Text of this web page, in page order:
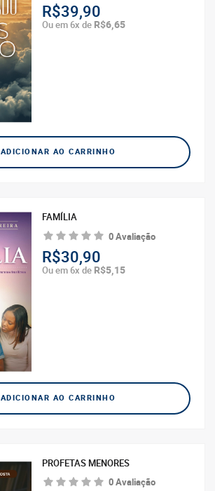
R$39,90
Ou em 6x de R$6,65
ADICIONAR AO CARRINHO
FAMÍLIA
0 Avaliação
R$30,90
Ou em 6x de R$5,15
ADICIONAR AO CARRINHO
PROFETAS MENORES
0 Avaliação